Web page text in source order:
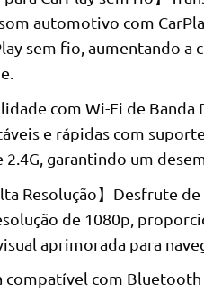
automotivo com
sem fio, aumentando a
com Wi-Fi de
​​e rápidas com
2.4G, garantindo um
Resolução】Desfrute
de 1080p,
aprimorada para
compatível com